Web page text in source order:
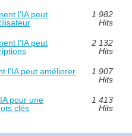
l'IA peut
1 982
Hits
l'IA peut
2 132
Hits
l'IA peut améliorer
1 907
Hits
pour une
clés
1 413
Hits